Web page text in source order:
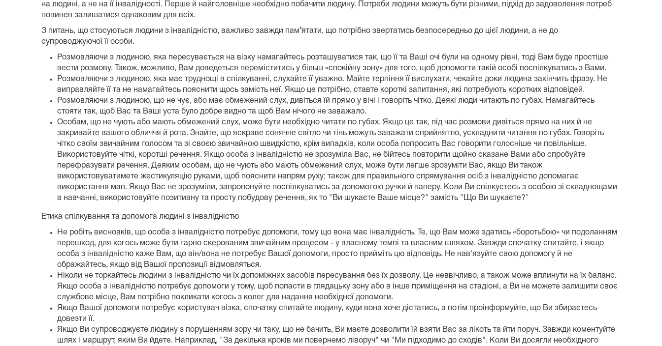
на людині, а не на її інвалідності. Перше й найголовніше необхідно побачити людину. Потреби людини можуть бути різними, підхід до задоволення потреб
повинен залишатися однаковим для всіх.
З питань, що стосуються людини з інвалідністю, важливо завжди пам’ятати, що потрібно звертатись безпосередньо до цієї людини, а не до
супроводжуючої її особи.
Розмовляючи з людиною, яка пересувається на візку намагайтесь розташуватися так, що її та Ваші очі були на одному рівні, тоді Вам буде простіше
вести розмову. Також, можливо, Вам доведеться переміститись у більш «спокійну зону» для того, щоб допомогти такій особі поспілкуватись з Вами.
Розмовляючи з людиною, яка має труднощі в спілкуванні, слухайте її уважно. Майте терпіння її вислухати, чекайте доки людина закінчить фразу. Не
виправляйте її та не намагайтесь пояснити щось замість неї. Якщо це потрібно, ставте короткі запитання, які потребують коротких відповідей.
Розмовляючи з людиною, що не чує, або має обмежений слух, дивіться їй прямо у вічі і говоріть чітко. Деякі люди читають по губах. Намагайтесь
стояти так, щоб Вас та Ваші уста було добре видно та щоб Вам нічого не заважало.
Особам, що не чують або мають обмежений слух, може бути необхідно читати по губах. Якщо це так, під час розмови дивіться прямо на них й не
закривайте вашого обличчя й рота. Знайте, що яскраве сонячне світло чи тінь можуть заважати сприйняттю, ускладнити читання по губах. Говоріть
чітко своїм звичайним голосом та зі своєю звичайною швидкістю, крім випадків, коли особа попросить Вас говорити голосніше чи повільніше.
Використовуйте чіткі, коротші речення. Якщо особа з інвалідністю не зрозуміла Вас, не бійтесь повторити щойно сказане Вами або спробуйте
перефразувати речення. Деяким особам, що не чують або мають обмежений слух, може бути легше зрозуміти Вас, якщо Ви також
використовуватимете жестикуляцію руками, щоб пояснити напрям руху; також для правильного спрямування осіб з інвалідністю допомагає
використання мап. Якщо Вас не зрозуміли, запропонуйте поспілкуватись за допомогою ручки й паперу. Коли Ви спілкуєтесь з особою зі складнощами
в навчанні, використовуйте позитивну та просту побудову речення, як то "Ви шукаєте Ваше місце?" замість "Що Ви шукаєте?"
Етика спілкування та допомога людині з інвалідністю
Не робіть висновків, що особа з інвалідністю потребує допомоги, тому що вона має інвалідність. Те, що Вам може здатись «боротьбою» чи подоланням
перешкод, для когось може бути гарно скерованим звичайним процесом - у власному темпі та власним шляхом. Завжди спочатку спитайте, і якщо
особа з інвалідністю каже Вам, що він/вона не потребує Вашої допомоги, просто прийміть цю відповідь. Не нав'язуйте свою допомогу й не
ображайтесь, якщо від Вашої пропозиції відмовляться.
Ніколи не торкайтесь людини з інвалідністю чи їх допоміжних засобів пересування без їх дозволу. Це неввічливо, а також може вплинути на їх баланс.
Якщо особа з інвалідністю потребує допомоги у тому, щоб попасти в глядацьку зону або в інше приміщення на стадіоні, а Ви не можете залишити своє
службове місце, Вам потрібно покликати когось з колег для надання необхідної допомоги.
Якщо Вашої допомоги потребує користувач візка, спочатку спитайте людину, куди вона хоче дістатись, а потім проінформуйте, що Ви збираєтесь
довезти її.
Якщо Ви супроводжуєте людину з порушенням зору чи таку, що не бачить, Ви маєте дозволити їй взяти Вас за лікоть та йти поруч. Завжди коментуйте
шлях і маршрут, яким Ви йдете. Наприклад, "За декілька кроків ми повернемо ліворуч" чи "Ми підходимо до сходів". Коли Ви досягли необхідного